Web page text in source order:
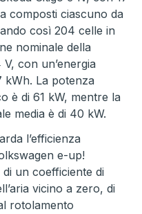
composti ciascuno da
così 204 celle in
nominale della
con un’energia
kWh. La potenza
è di 61 kW, mentre la
media è di 40 kW.
l’efficienza
e-up!
un coefficiente di
vicino a zero, di
rotolamento